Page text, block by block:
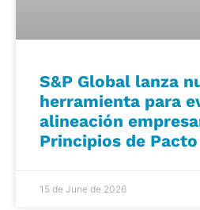
S&P Global lanza
herramienta para
alineación
Principios de
15 de June de 2026